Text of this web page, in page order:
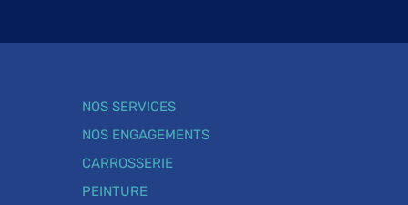
NOS SERVICES
NOS ENGAGEMENTS
CARROSSERIE
PEINTURE